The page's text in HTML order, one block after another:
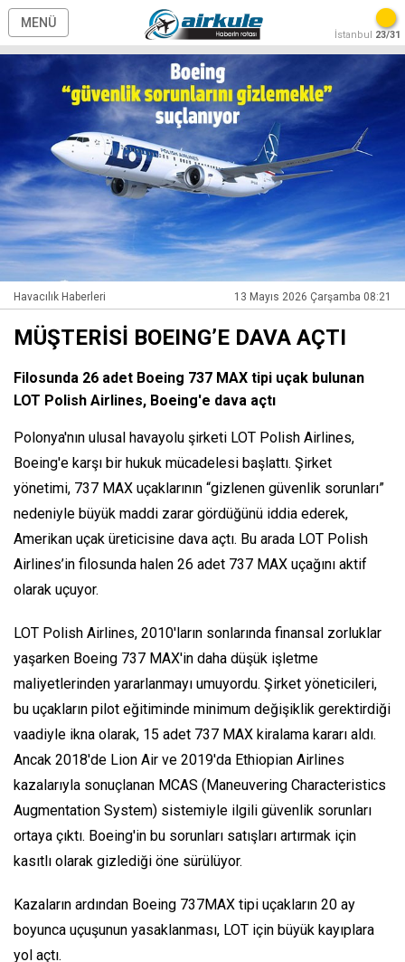
MENÜ
İstanbul 23/31
Havacılık Haberleri 13 Mayıs 2026 Çarşamba 08:21
MÜŞTERİSİ BOEING’E DAVA AÇTI
Filosunda 26 adet Boeing 737 MAX tipi uçak bulunan
LOT Polish Airlines, Boeing'e dava açtı
Polonya'nın ulusal havayolu şirketi LOT Polish Airlines,
Boeing'e karşı bir hukuk mücadelesi başlattı. Şirket
yönetimi, 737 MAX uçaklarının “gizlenen güvenlik sorunları”
nedeniyle büyük maddi zarar gördüğünü iddia ederek,
Amerikan uçak üreticisine dava açtı. Bu arada LOT Polish
Airlines’in filosunda halen 26 adet 737 MAX uçağını aktif
olarak uçuyor.
LOT Polish Airlines, 2010'ların sonlarında finansal zorluklar
yaşarken Boeing 737 MAX'in daha düşük işletme
maliyetlerinden yararlanmayı umuyordu. Şirket yöneticileri,
bu uçakların pilot eğitiminde minimum değişiklik gerektirdiği
vaadiyle ikna olarak, 15 adet 737 MAX kiralama kararı aldı.
Ancak 2018'de Lion Air ve 2019'da Ethiopian Airlines
kazalarıyla sonuçlanan MCAS (Maneuvering Characteristics
Augmentation System) sistemiyle ilgili güvenlik sorunları
ortaya çıktı. Boeing'in bu sorunları satışları artırmak için
kasıtlı olarak gizlediği öne sürülüyor.
Kazaların ardından Boeing 737MAX tipi uçakların 20 ay
boyunca uçuşunun yasaklanması, LOT için büyük kayıplara
yol açtı.